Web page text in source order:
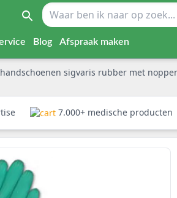
Blog Afspraak maken
sigvaris rubber met noppen per
7.000+ medische producten